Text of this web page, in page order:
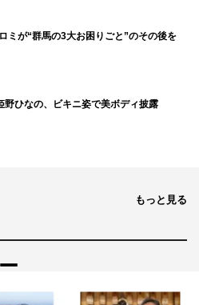
ミが“群馬の3大お困りごと”のその後を
ひなの、ビキニ姿で美ボディ披露
もっと見る